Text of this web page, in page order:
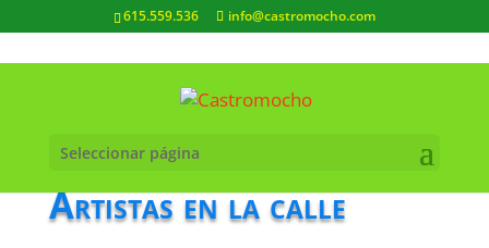
615.559.536 info@castromocho.com
Seleccionar página
Artistas en la calle